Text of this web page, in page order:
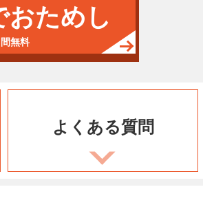
おためし
無料
よくある質問